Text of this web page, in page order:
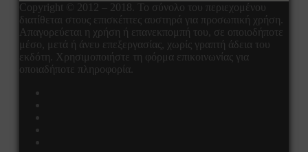
Copyright © 2012 – 2018. Το σύνολο του περιεχομένου
διατίθεται στους επισκέπτες αυστηρά για προσωπική χρήση.
Απαγορεύεται η χρήση ή επανεκπομπή του, σε οποιοδήποτε
μέσο, μετά ή άνευ επεξεργασίας, χωρίς γραπτή άδεια του
εκδότη. Χρησιμοποιήστε τη φόρμα επικοινωνίας για
οποιαδήποτε πληροφορία.